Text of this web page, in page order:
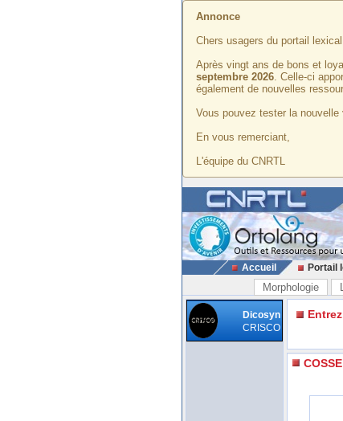
Annonce
Chers usagers du portail
Après vingt ans de bons et
septembre 2026. Celle-ci
également de nouvelles
Vous pouvez tester la nouvelle
En vous remerciant,
L'équipe du CNRTL
Accueil Portail
Morphologie
Dicosyn
CRISCO
COSSE